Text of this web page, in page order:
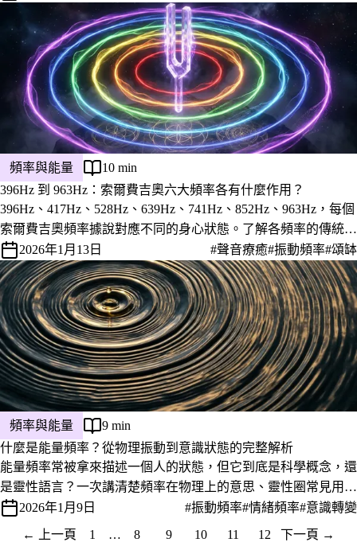
頻率與能量
10 min
396Hz 到 963Hz：索爾費吉奧六大頻率各有什麼作用？
396Hz、417Hz、528Hz、639Hz、741Hz、852Hz、963Hz，每個
索爾費吉奧頻率據說對應不同的身心狀態。了解各頻率的傳統對
應、現有研究基礎，以及實際運用方式。
2026年1月13日 #聲音療癒#振動頻率#頌缽
頻率與能量
9 min
什麼是能量頻率？從物理振動到意識狀態的完整解析
能量頻率常被拿來描述一個人的狀態，但它到底是科學概念，還
是靈性語言？一次講清楚頻率在物理上的意思、靈性圈常見用
法，以及該怎麼正確理解。
2026年1月9日 #振動頻率#情緒頻率#意識轉變
← 上一頁
1 … 8 9 10 11 12 下一頁 →